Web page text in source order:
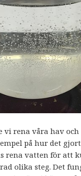
vi rena våra hav
på hur det
rena vatten för att
olika steg. Det